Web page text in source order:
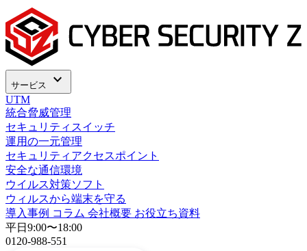
サービス expand_more
UTM
統合脅威管理
セキュリティスイッチ
運用の一元管理
セキュリティアクセスポイント
安全な通信環境
ウイルス対策ソフト
ウィルスから端末を守る
導入事例 コラム 会社概要 お役立ち資料
平日9:00〜18:00
0120-988-551